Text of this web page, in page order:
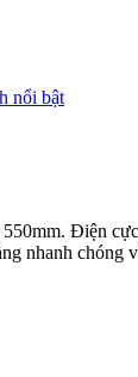
Điện
nhanh chóng